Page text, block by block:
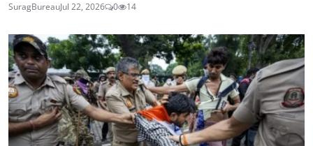
SuragBureauJul 22, 2026 0 14